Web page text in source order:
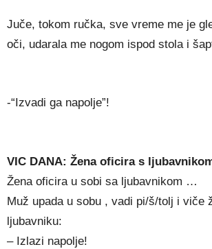
Juče, tokom ručka, sve vreme me je
oči, udarala me nogom ispod stola i
-“Izvadi ga napolje”!
VIC DANA: Žena oficira s
Žena oficira u sobi sa ljubavnikom …
Muž upada u sobu , vadi pi/š/tolj i viče
ljubavniku:
– Izlazi napolje!